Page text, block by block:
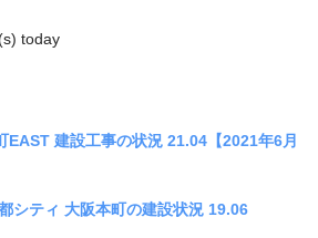
today
EAST 建設工事の状況 21.04【2021年6月
シティ 大阪本町の建設状況 19.06